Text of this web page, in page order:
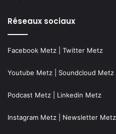
Réseaux sociaux
Facebook Metz Twitter Metz
Youtube Metz Soundcloud Metz
Podcast Metz Linkedin Metz
Instagram Metz Newsletter Metz